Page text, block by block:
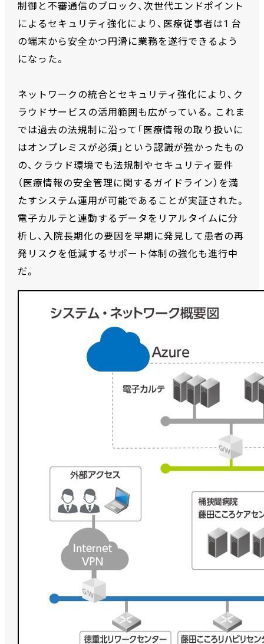
制御と不審通信のブロック、次世代エンドポイント
によるセキュリティ強化により、医療従事者は1 台
の端末から安全かつ円滑に業務を遂行できるよう
になった。
ネットワークの統合とセキュリティ強化により、ク
ラウドサービスの活用範囲も広がっている。これま
では過去の法規制に沿って「医療情報の取り扱いに
はオンプレミスが必須」という認識が強かったもの
の、クラウド環境でも法規制やセキュリティ要件
（医療情報の安全管理に関するガイドライン）を満
たすシステム運用が可能であることが実証された。
電子カルテと連動するデータをリアルタイムに分
析し、入院長期化の要因を早期に発見して患者の再
発リスクを低減するサポート体制の強化も進行中
だ。